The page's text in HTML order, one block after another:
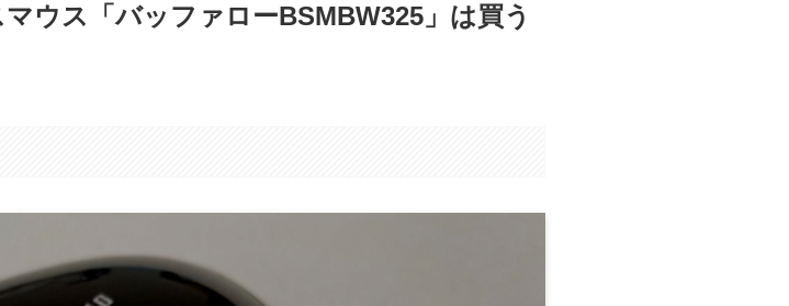
ウス「バッファローBSMBW325」は買う